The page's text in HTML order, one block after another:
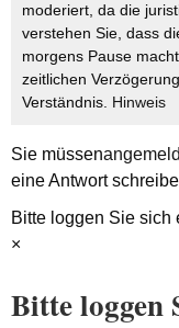
moderiert, da die
verstehen Sie, dass
morgens Pause
zeitlichen
Verständnis. Hinweis
Sie müssen
eine Antwort
Bitte loggen Sie sich
×
Bitte loggen